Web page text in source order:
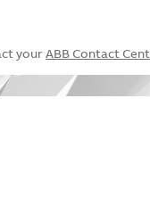
your ABB Contact